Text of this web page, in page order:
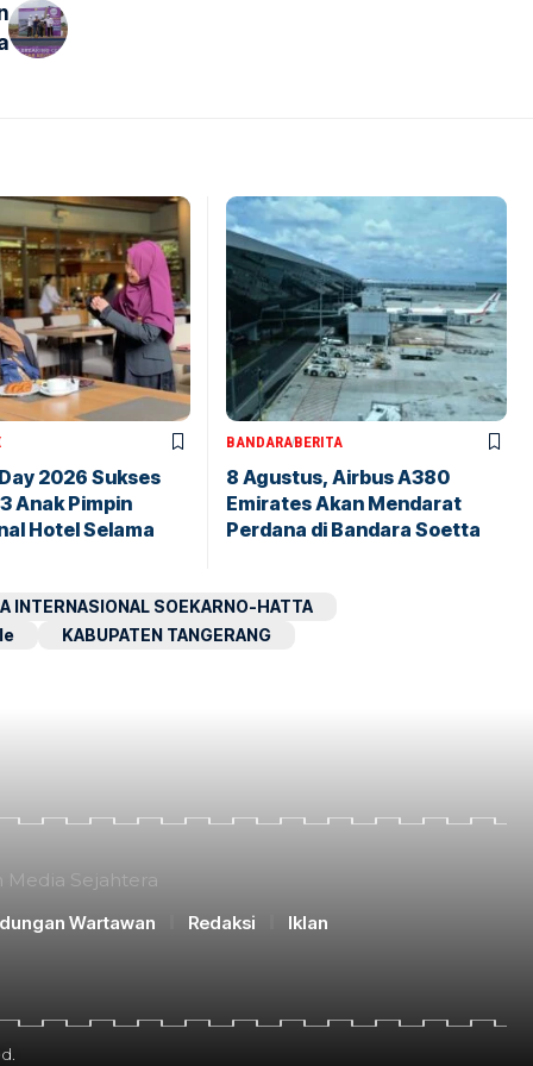
2026 Sukses
Anak Pimpin
Hotel Selama
BANDARABERITA
8 Agustus, Airbus A380
Emirates Akan Mendarat
Perdana di Bandara Soetta
INTERNASIONAL SOEKARNO-HATTA
KABUPATEN TANGERANG
Media Sejahtera
Wartawan Redaksi Iklan